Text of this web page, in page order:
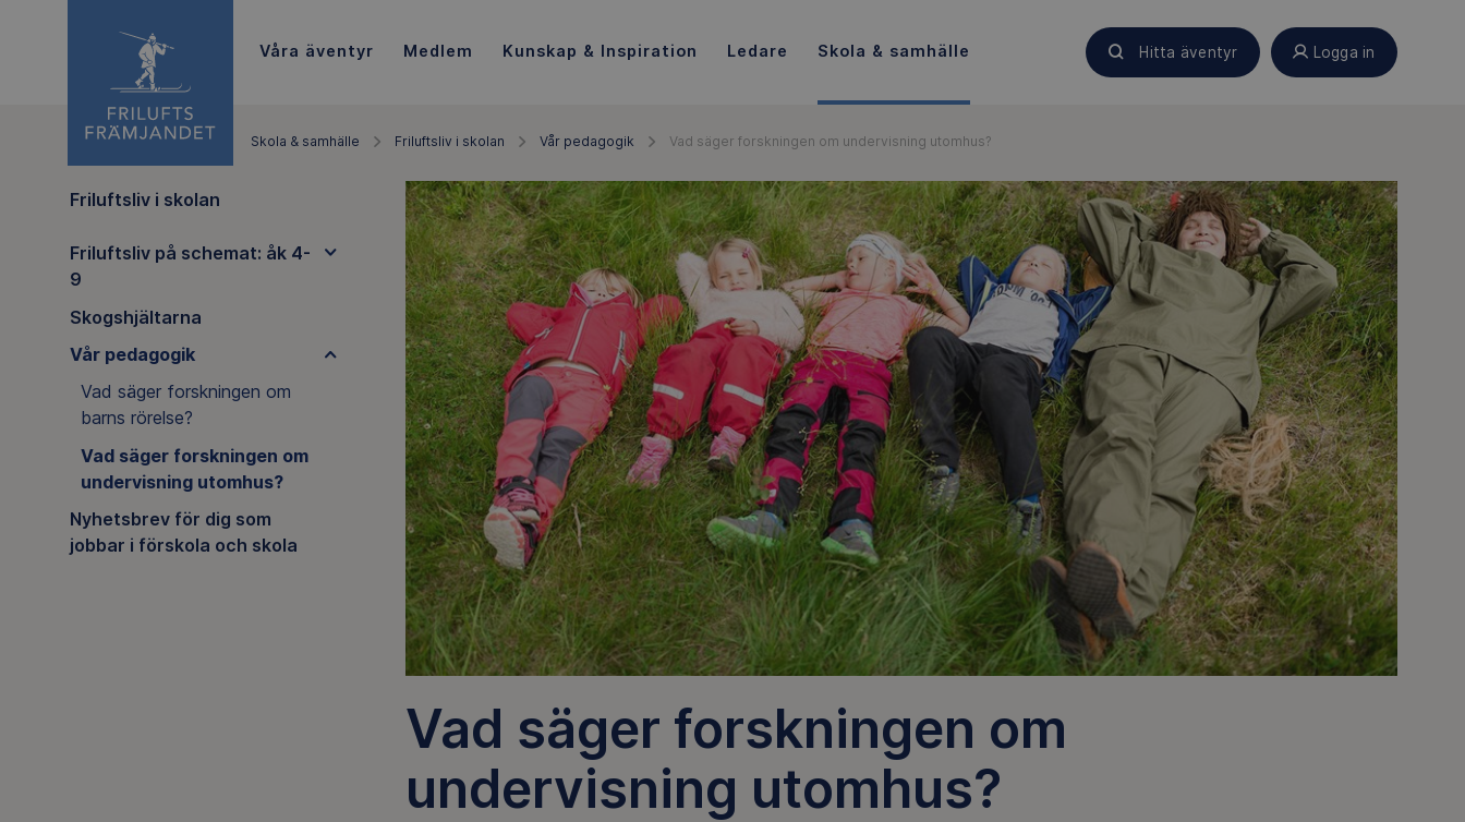
Våra äventyr Medlem Kunskap & Inspiration Ledare Skola & samhälle Hitta äventyr Logga in
Skola & samhälle Friluftsliv i skolan Vår pedagogik Vad säger forskningen om undervisning utomhus?
Friluftsliv i skolan
Friluftsliv på schemat: åk 4-
9
Skogshjältarna
Vår pedagogik
Vad säger forskningen om
barns rörelse?
Vad säger forskningen om
undervisning utomhus?
Nyhetsbrev för dig som
jobbar i förskola och skola
Vad säger forskningen om
undervisning utomhus?